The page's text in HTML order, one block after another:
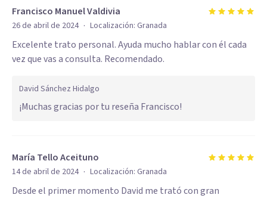
Francisco Manuel Valdivia
26 de abril de 2024 · Localización: Granada
Excelente trato personal. Ayuda mucho hablar con él cada
vez que vas a consulta. Recomendado.
David Sánchez Hidalgo
¡Muchas gracias por tu reseña Francisco!
María Tello Aceituno
14 de abril de 2024 · Localización: Granada
Desde el primer momento David me trató con gran